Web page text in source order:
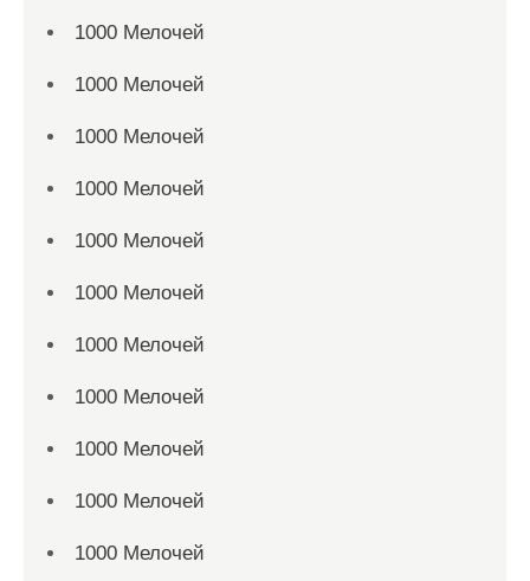
1000 Мелочей
1000 Мелочей
1000 Мелочей
1000 Мелочей
1000 Мелочей
1000 Мелочей
1000 Мелочей
1000 Мелочей
1000 Мелочей
1000 Мелочей
1000 Мелочей